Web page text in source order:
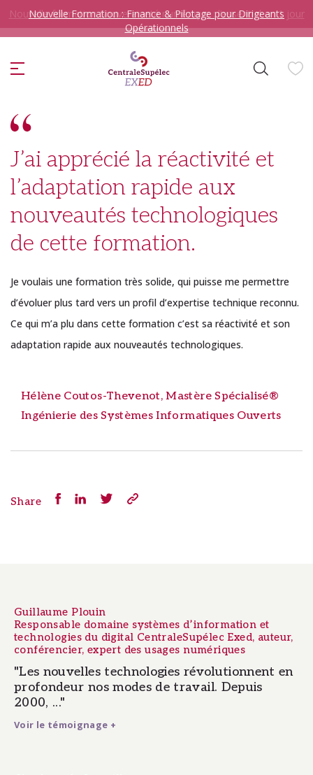
Nouvelle formation Souveraineté numérique : l’essentiel en 1 jour
Nouvelle Formation : Finance & Pilotage pour Dirigeants
Opérationnels
Je veux me former en
sélectionner
grâce à une
sélectionner
DÉCOUVRIR LES FORMATIONS
J’ai apprécié la réactivité et
l’adaptation rapide aux
nouveautés technologiques
de cette formation.
Je voulais une formation très solide, qui puisse me permettre
d’évoluer plus tard vers un profil d’expertise technique reconnu.
Ce qui m’a plu dans cette formation c’est sa réactivité et son
adaptation rapide aux nouveautés technologiques.
Hélène Coutos-Thevenot, Mastère Spécialisé®
Ingénierie des Systèmes Informatiques Ouverts
Share
Guillaume Plouin
Responsable domaine systèmes d’information et
technologies du digital CentraleSupélec Exed, auteur,
conférencier, expert des usages numériques
"Les nouvelles technologies révolutionnent en
profondeur nos modes de travail. Depuis
2000, ..."
Voir le témoignage +